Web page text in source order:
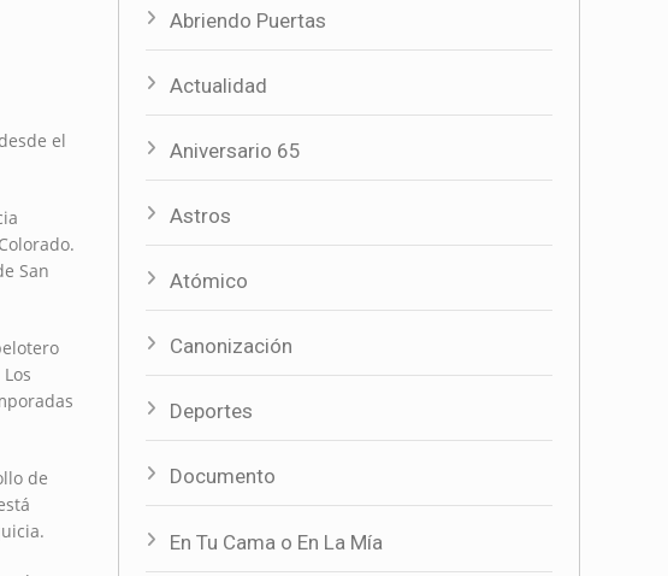
el
San
de
Abriendo Puertas
Actualidad
Aniversario 65
Astros
Atómico
Canonización
Deportes
Documento
En Tu Cama o En La Mía